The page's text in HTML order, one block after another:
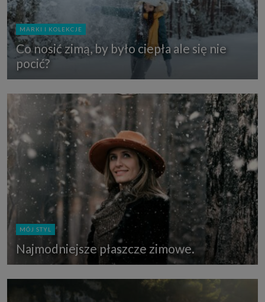
MARKI I KOLEKCJE
Co nosić zimą, by było ciepła ale się nie
pocić?
MÓJ STYL
Najmodniejsze płaszcze zimowe.